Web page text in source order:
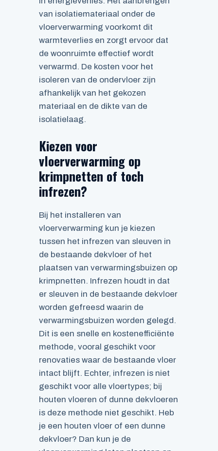
van isolatiemateriaal onder de
vloerverwarming voorkomt dit
warmteverlies en zorgt ervoor dat
de woonruimte effectief wordt
verwarmd. De kosten voor het
isoleren van de ondervloer zijn
afhankelijk van het gekozen
materiaal en de dikte van de
isolatielaag.
Kiezen voor
vloerverwarming op
krimpnetten of toch
infrezen?
Bij het installeren van
vloerverwarming kun je kiezen
tussen het infrezen van sleuven in
de bestaande dekvloer of het
plaatsen van verwarmingsbuizen op
krimpnetten. Infrezen houdt in dat
er sleuven in de bestaande dekvloer
worden gefreesd waarin de
verwarmingsbuizen worden gelegd.
Dit is een snelle en kostenefficiënte
methode, vooral geschikt voor
renovaties waar de bestaande vloer
intact blijft. Echter, infrezen is niet
geschikt voor alle vloertypes; bij
houten vloeren of dunne dekvloeren
is deze methode niet geschikt. Heb
je een houten vloer of een dunne
dekvloer? Dan kun je de